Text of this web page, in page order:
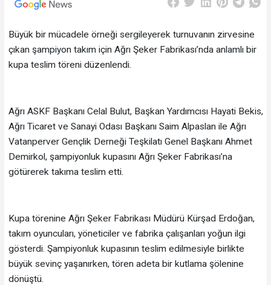
Büyük bir mücadele örneği sergileyerek turnuvanın zirvesine
çıkan şampiyon takım için Ağrı Şeker Fabrikası’nda anlamlı bir
kupa teslim töreni düzenlendi.
Ağrı ASKF Başkanı Celal Bulut, Başkan Yardımcısı Hayati Bekis,
Ağrı Ticaret ve Sanayi Odası Başkanı Saim Alpaslan ile Ağrı
Vatanperver Gençlik Derneği Teşkilatı Genel Başkanı Ahmet
Demirkol, şampiyonluk kupasını Ağrı Şeker Fabrikası’na
götürerek takıma teslim etti.
Kupa törenine Ağrı Şeker Fabrikası Müdürü Kürşad Erdoğan,
takım oyuncuları, yöneticiler ve fabrika çalışanları yoğun ilgi
gösterdi. Şampiyonluk kupasının teslim edilmesiyle birlikte
büyük sevinç yaşanırken, tören adeta bir kutlama şölenine
dönüştü.